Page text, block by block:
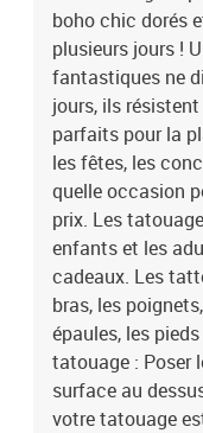
vos enfants pour la
et français. La feuille
multiformats sont de
boho chic dorés
plusieurs jours !
fantastiques ne
jours, ils
parfaits pour la
les fêtes, les
quelle occasion
prix. Les
enfants et les
cadeaux. Les
bras, les
épaules, les
tatouage : Poser
surface au
votre tatouage